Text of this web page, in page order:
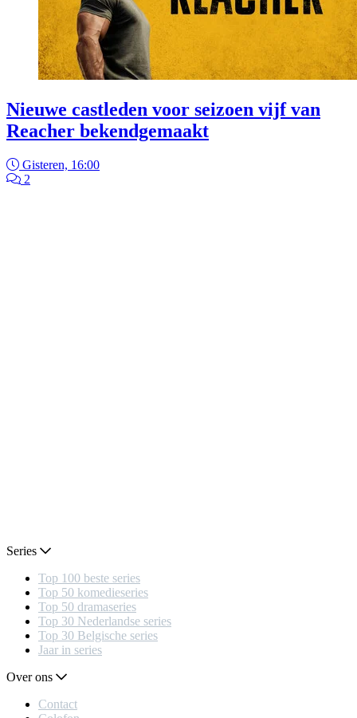
Nieuwe castleden voor seizoen vijf van
Reacher bekendgemaakt
Gisteren, 16:00
2
Series
Top 100 beste series
Top 50 komedieseries
Top 50 dramaseries
Top 30 Nederlandse series
Top 30 Belgische series
Jaar in series
Over ons
Contact